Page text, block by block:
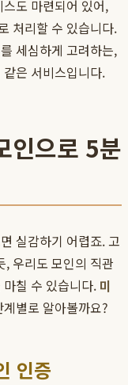
도 마련되어 있어,
처리할 수 있습니다.
세심하게 고려하는,
은 서비스입니다.
인으로 5분
실감하기 어렵죠. 고
, 우리도 모인의 직관
칠 수 있습니다. 미
별로 알아볼까요?
인증